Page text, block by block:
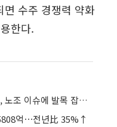
면 수주 경쟁력 약화
한다.
‘호실적’ 달리는 삼성바이오로직스, 노조 이슈에 발목 잡히나
억⋯전년比 35%↑